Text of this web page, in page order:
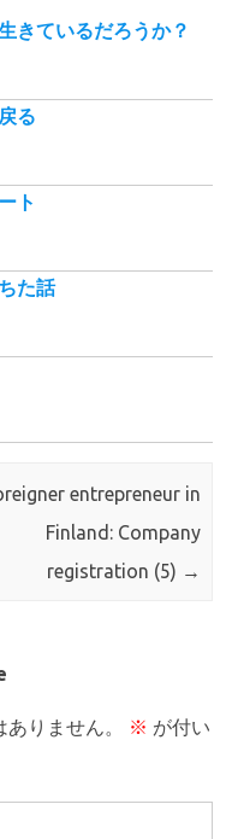
きているだろうか？
る
ト
た話
entrepreneur in
Finland: Company
registration (5) →
りません。 ※ が付い